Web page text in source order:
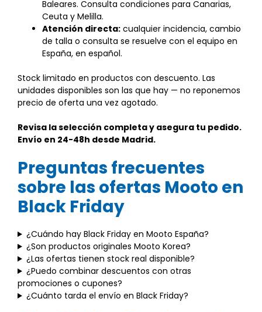
Baleares. Consulta condiciones para Canarias,
Ceuta y Melilla.
Atención directa: cualquier incidencia, cambio
de talla o consulta se resuelve con el equipo en
España, en español.
Stock limitado en productos con descuento. Las
unidades disponibles son las que hay — no reponemos
precio de oferta una vez agotado.
Revisa la selección completa y asegura tu pedido.
Envío en 24-48h desde Madrid.
Preguntas frecuentes
sobre las ofertas Mooto en
Black Friday
¿Cuándo hay Black Friday en Mooto España?
¿Son productos originales Mooto Korea?
¿Las ofertas tienen stock real disponible?
¿Puedo combinar descuentos con otras
promociones o cupones?
¿Cuánto tarda el envío en Black Friday?